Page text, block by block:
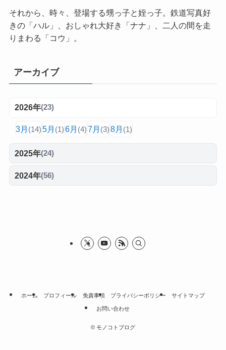
それから、時々、登場する甥っ子と姪っ子。鉄道写真好
きの「ハル」、おしゃれ大好き「ナナ」、二人の間を走
りまわる「コウ」。
アーカイブ
2026年(23)
3月 (14)5月 (1)6月 (4)7月 (3)8月 (1)
2025年(24)
2024年(56)
ホーム プロフィール 免責事項 プライバシーポリシー サイトマップ
お問い合わせ
© モノコトブログ